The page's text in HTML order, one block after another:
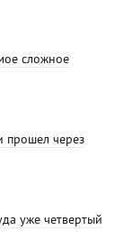
сложное
прошел через
уже четвертый